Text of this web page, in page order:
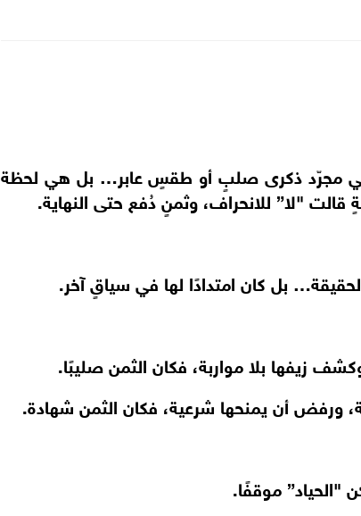
مجرّد ذكرى صلبٍ أو طقسٍ عابر… بل هي لحظة
"لا” للانحراف، وثمنٍ دُفع حتى النهاية.
بل كان امتدادًا لها في سياقٍ آخر.
زيفها بلا مواربة، فكان الثمن صليبًا.
ورفض أن يمنحها شرعية، فكان الثمن شهادة.
"الحياد” موقفًا.